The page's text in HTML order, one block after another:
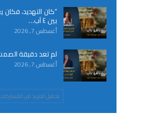
“كان التهديد، فكان
بين ٤ آب…
أغسطس 7, 2026
لم تعد دقيقة
أغسطس 7, 2026
تحميل المزيد من المشاركات